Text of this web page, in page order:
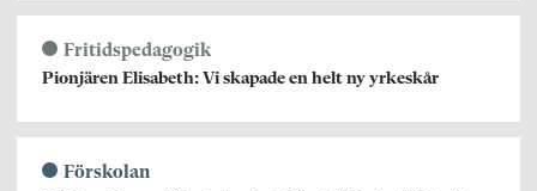
Fritidspedagogik
Pionjären Elisabeth: Vi skapade en helt ny yrkeskår
Förskolan